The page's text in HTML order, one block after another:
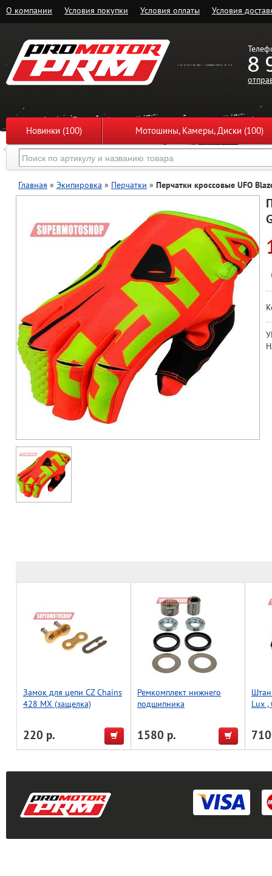
О компании Условия покупки Условия оплаты Условия
8
Новинки (100) Мотошины, Камеры, Диски (100)
Главная » Экипировка » Перчатки » Перчатки кроссовые UFO
Замок для цепи CZ Chains
428 MX (защелка)
220 р.
Ремкомплект нижнего
подшипника
RMZ450 10-20,RMX450
10-10,RMZ250 10 (29-
5063)
1580 р.
Lux